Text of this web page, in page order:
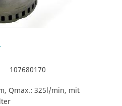
107680170
Qmax.: 325l/min, mit